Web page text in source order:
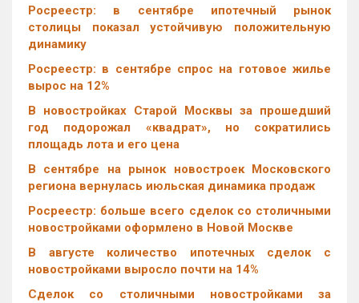
Росреестр: в сентябре ипотечный рынок
столицы показал устойчивую положительную
динамику
Росреестр: в сентябре спрос на готовое жилье
вырос на 12%
В новостройках Старой Москвы за прошедший
год подорожал «квадрат», но сократились
площадь лота и его цена
В сентябре на рынок новостроек Московского
региона вернулась июльская динамика продаж
Росреестр: больше всего сделок со столичными
новостройками оформлено в Новой Москве
В августе количество ипотечных сделок с
новостройками выросло почти на 14%
Cделок со столичными новостройками за